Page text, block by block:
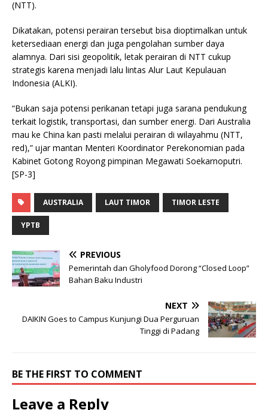
(NTT).
Dikatakan, potensi perairan tersebut bisa dioptimalkan untuk
ketersediaan energi dan juga pengolahan sumber daya
alamnya. Dari sisi geopolitik, letak perairan di NTT cukup
strategis karena menjadi lalu lintas Alur Laut Kepulauan
Indonesia (ALKI).
“Bukan saja potensi perikanan tetapi juga sarana pendukung
terkait logistik, transportasi, dan sumber energi. Dari Australia
mau ke China kan pasti melalui perairan di wilayahmu (NTT,
red),” ujar mantan Menteri Koordinator Perekonomian pada
Kabinet Gotong Royong pimpinan Megawati Soekarnoputri.
[SP-3]
AUSTRALIA LAUT TIMOR TIMOR LESTE
YPTB
PREVIOUS
Pemerintah dan Gholyfood Dorong “Closed Loop”
Bahan Baku Industri
NEXT
DAIKIN Goes to Campus Kunjungi Dua Perguruan
Tinggi di Padang
BE THE FIRST TO COMMENT
Leave a Reply